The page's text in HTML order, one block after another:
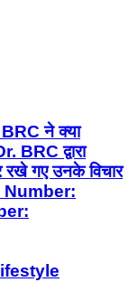
ने क्या
BRC द्वारा
गए उनके विचार
Number: